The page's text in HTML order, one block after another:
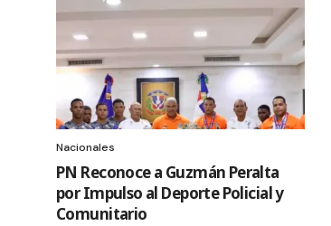
Nacionales
PN Reconoce a Guzmán Peralta
por Impulso al Deporte Policial y
Comunitario